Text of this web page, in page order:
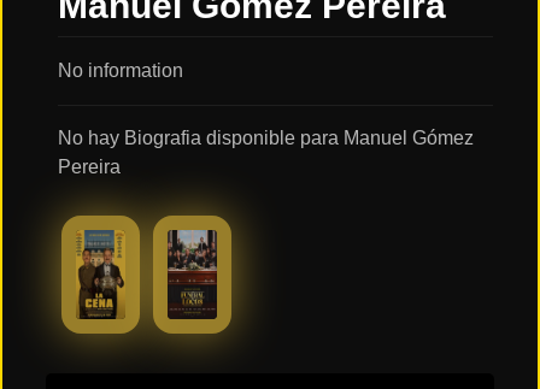
Series
Plataformas
Streaming
ESTRENOS
CALENDARIO
No information
No hay Biografia disponible para Manuel Gómez
Pereira